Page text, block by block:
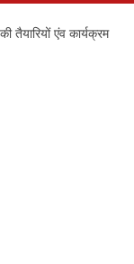
तैयारियों एंव कार्यक्रम